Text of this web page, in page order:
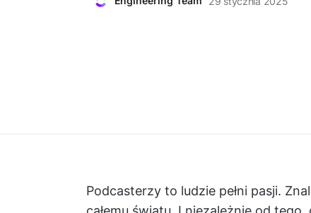
Podcasterzy to ludzie pełni pasji.